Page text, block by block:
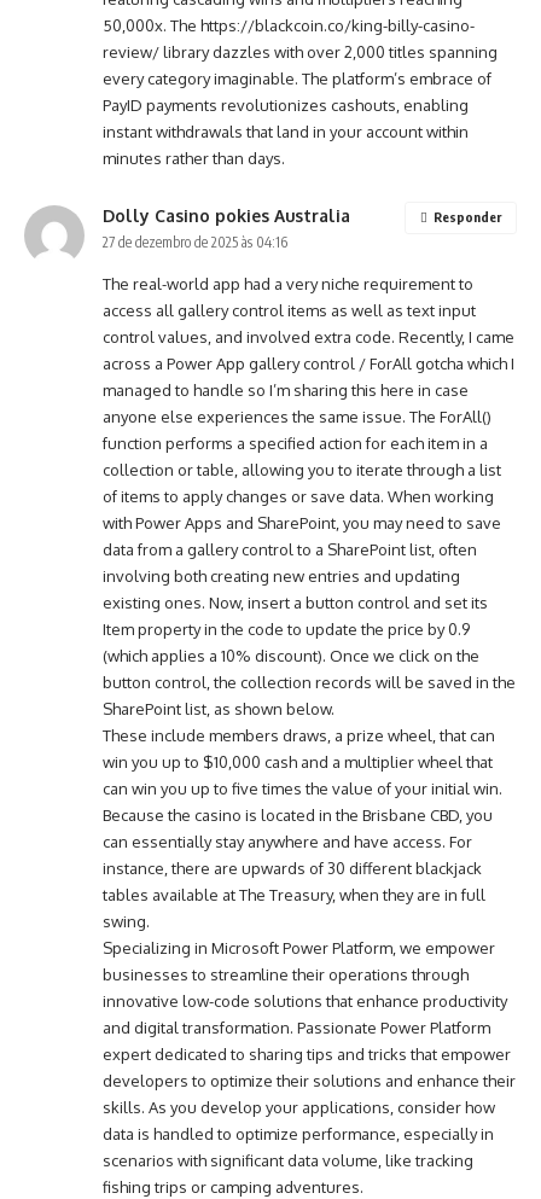
50,000x. The https://blackcoin.co/king-billy-casino-
review/library dazzles with over 2,000 titles spanning
every category imaginable. The platform’s embrace of
PayID payments revolutionizes cashouts, enabling
instant withdrawals that land in your account within
minutes rather than days.
Dolly Casino pokies Australia
27 de dezembro de 2025 às 04:16
The real-world app had a very niche requirement to
access all gallery control items as well as text input
control values, and involved extra code. Recently, I came
across a Power App gallery control / ForAll gotcha which I
managed to handle so I’m sharing this here in case
anyone else experiences the same issue. The ForAll()
function performs a specified action for each item in a
collection or table, allowing you to iterate through a list
of items to apply changes or save data. When working
with Power Apps and SharePoint, you may need to save
data from a gallery control to a SharePoint list, often
involving both creating new entries and updating
existing ones. Now, insert a button control and set its
Item property in the code to update the price by 0.9
(which applies a 10% discount). Once we click on the
button control, the collection records will be saved in the
SharePoint list, as shown below.
These include members draws, a prize wheel, that can
win you up to $10,000 cash and a multiplier wheel that
can win you up to five times the value of your initial win.
Because the casino is located in the Brisbane CBD, you
can essentially stay anywhere and have access. For
instance, there are upwards of 30 different blackjack
tables available at The Treasury, when they are in full
swing.
Specializing in Microsoft Power Platform, we empower
businesses to streamline their operations through
innovative low-code solutions that enhance productivity
and digital transformation. Passionate Power Platform
expert dedicated to sharing tips and tricks that empower
developers to optimize their solutions and enhance their
skills. As you develop your applications, consider how
data is handled to optimize performance, especially in
scenarios with significant data volume, like tracking
fishing trips or camping adventures.
Responder